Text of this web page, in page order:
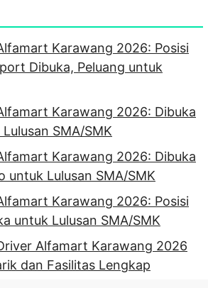
Karawang 2026: Posisi
Dibuka, Peluang untuk
Karawang 2026: Dibuka
SMA/SMK
Karawang 2026: Dibuka
untuk Lulusan SMA/SMK
Karawang 2026: Posisi
untuk Lulusan SMA/SMK
Alfamart Karawang 2026
dan Fasilitas Lengkap